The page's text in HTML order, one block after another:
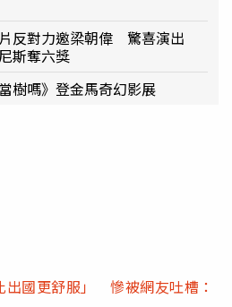
反對力邀梁朝偉 驚喜演出
斯奪六獎
樹嗎》登金馬奇幻影展
出國更舒服」 慘被網友吐槽：